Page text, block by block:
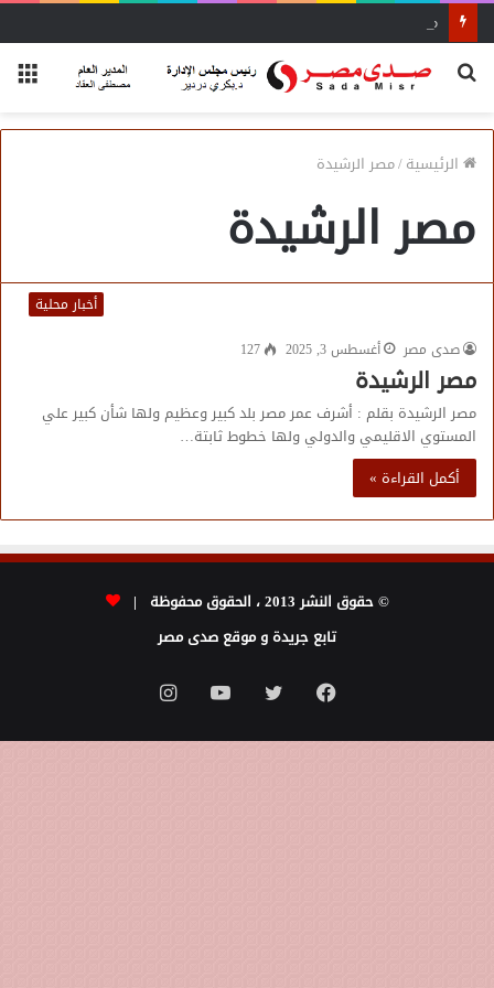
محاضرة مفتي الجمهورية «مسك ختام» فعاليات الفوج الأول
بحث
الرئيسية/مصر الرشيدة
مصر الرشيدة
أخبار محلية
صدى مصر
أغسطس 3, 2025 127
مصر الرشيدة
مصر الرشيدة بقلم : أشرف عمر مصر بلد كبير وعظيم ولها شأن كبير علي
المستوي الاقليمي والدولي ولها خطوط ثابتة…
أكمل القراءة »
© حقوق النشر 2013 ، الحقوق محفوظة |
تابع جريدة و موقع صدى مصر
فيسبوك تويتر يوتيوبانستقرام